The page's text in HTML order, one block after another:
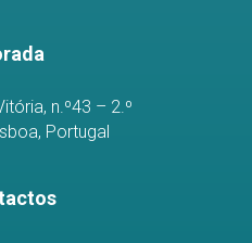
n.º43 – 2.º
Portugal